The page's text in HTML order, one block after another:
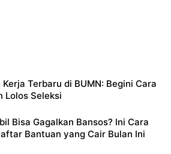
Kerja Terbaru di BUMN: Begini Cara
Lolos Seleksi
Bisa Gagalkan Bansos? Ini Cara
Bantuan yang Cair Bulan Ini